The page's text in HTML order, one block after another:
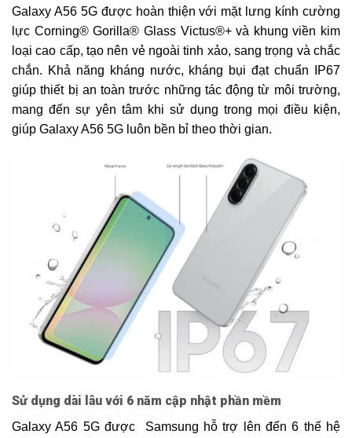
Galaxy A56 5G được hoàn thiện với mặt lưng kính cường
lực Corning® Gorilla® Glass Victus®+ và khung viền kim
loại cao cấp, tạo nên vẻ ngoài tinh xảo, sang trọng và chắc
chắn. Khả năng kháng nước, kháng bụi đạt chuẩn IP67
giúp thiết bị an toàn trước những tác động từ môi trường,
mang đến sự yên tâm khi sử dụng trong mọi điều kiện,
giúp Galaxy A56 5G luôn bền bỉ theo thời gian.
Sử dụng dài lâu với 6 năm cập nhật phần mềm
Galaxy A56 5G được Samsung hỗ trợ lên đến 6 thế hệ